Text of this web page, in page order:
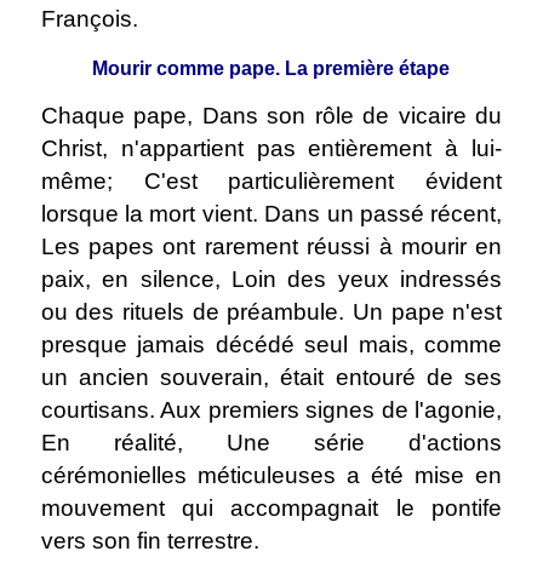
François.
Mourir comme pape. La première étape
Chaque pape, Dans son rôle de vicaire du
Christ, n'appartient pas entièrement à lui-
même; C'est particulièrement évident
lorsque la mort vient. Dans un passé récent,
Les papes ont rarement réussi à mourir en
paix, en silence, Loin des yeux indressés
ou des rituels de préambule. Un pape n'est
presque jamais décédé seul mais, comme
un ancien souverain, était entouré de ses
courtisans. Aux premiers signes de l'agonie,
En réalité, Une série d'actions
cérémonielles méticuleuses a été mise en
mouvement qui accompagnait le pontife
vers son fin terrestre.